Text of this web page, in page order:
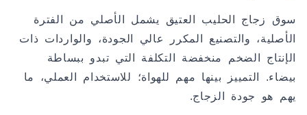
سوق زجاج الحليب العتيق يشمل الأصلي من الفترة
الأصلية، والتصنيع المكرر عالي الجودة، والواردات ذات
الإنتاج الضخم منخفضة التكلفة التي تبدو ببساطة
بيضاء. التمييز بينها مهم للهواة؛ للاستخدام العملي، ما
يهم هو جودة الزجاج.